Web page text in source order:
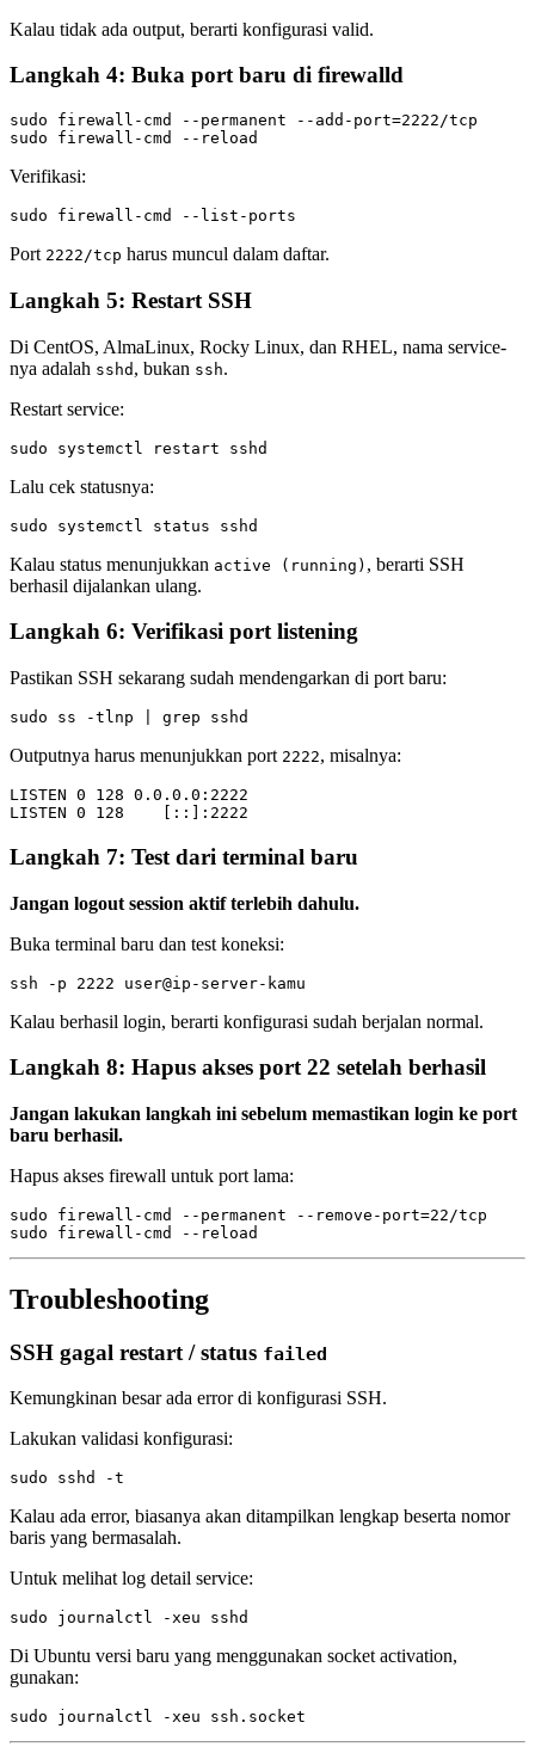
Kalau tidak ada output, berarti konfigurasi valid.
Langkah 4: Buka port baru di firewalld
sudo firewall-cmd --permanent --add-port=2222/tcp
Verifikasi:
Port 2222/tcp harus muncul dalam daftar.
Langkah 5: Restart SSH
Di CentOS, AlmaLinux, Rocky Linux, dan RHEL, nama service-
nya adalah sshd , bukan ssh.
Restart service:
Lalu cek statusnya:
Kalau status menunjukkan active (running) , berarti SSH
berhasil dijalankan ulang.
Langkah 6: Verifikasi port listening
Pastikan SSH sekarang sudah mendengarkan di port baru:
Outputnya harus menunjukkan port 2222, misalnya:
LISTEN 0 128 0.0.0.0:2222
Langkah 7: Test dari terminal baru
Jangan logout session aktif terlebih dahulu.
Buka terminal baru dan test koneksi:
Kalau berhasil login, berarti konfigurasi sudah berjalan normal.
Langkah 8: Hapus akses port 22 setelah berhasil
Jangan lakukan langkah ini sebelum memastikan login ke port
baru berhasil.
Hapus akses firewall untuk port lama:
sudo firewall-cmd --permanent --remove-port=22/tcp
Troubleshooting
SSH gagal restart / status failed
Kemungkinan besar ada error di konfigurasi SSH.
Lakukan validasi konfigurasi:
Kalau ada error, biasanya akan ditampilkan lengkap beserta nomor
baris yang bermasalah.
Untuk melihat log detail service:
Di Ubuntu versi baru yang menggunakan socket activation,
gunakan: